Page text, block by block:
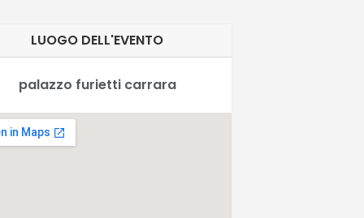
LUOGO DELL'EVENTO
palazzo furietti carrara